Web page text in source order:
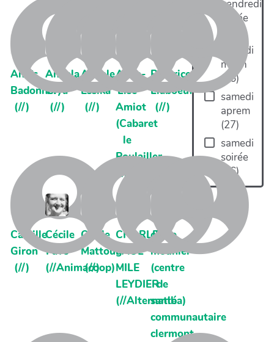
vendredi
soirée
samedi
matin
(26)
samedi
aprem
(27)
samedi
soirée
16)
Anaïs
Badonnel
(//)
Angela
Biya
(//)
Angele
Essika
(//)
Anne-
Lise
Amiot
(Cabaret
le
Poulailler
//)
Béatrice
Liaboeuf
(//)
Camille
Giron
(//)
Cécile
Favé
(//Animacoop)
Cecile
Mattoug
(//)
CHARLES
PAUL
MILE
LEYDIER
(//Alternatiba)
claire
mounier
(centre
de
santé
communautaire
clermont-